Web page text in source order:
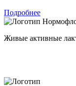
Подробнее
Живые активные